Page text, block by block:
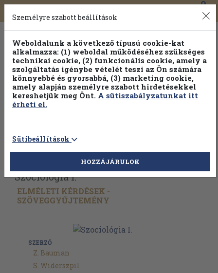
Toggle
navigation
0
Vissza az előző oldalra Válasszon példányt
Szociológia I.
ELMÉLETI KÉRDÉSEK -
SZÖVEGGYŰJTEMÉNY
SZERZŐ
Z. Bauman
S. Widerszpil
Személyre szabott beállítások
Weboldalunk a következő típusú cookie-kat
alkalmazza: (1) weboldal működéséhez szükséges
technikai cookie, (2) funkcionális cookie, amely a
szolgáltatás igénybe vételét teszi az Ön számára
könnyebbé és gyorsabbá, (3) marketing cookie,
amely alapján személyre szabott hirdetésekkel
kereshetjük meg Önt. A sütiszabályzatunkat itt
érheti el.
Sütibeállítások
HOZZÁJÁRULOK